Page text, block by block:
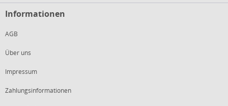
Informationen
AGB
Über uns
Impressum
Zahlungsinformationen